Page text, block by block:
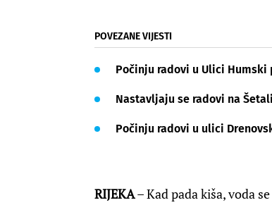
POVEZANE VIJESTI
Počinju radovi u Ulici
Nastavljaju se radovi na
Počinju radovi u ulici
RIJEKA– Kad pada kiša, voda